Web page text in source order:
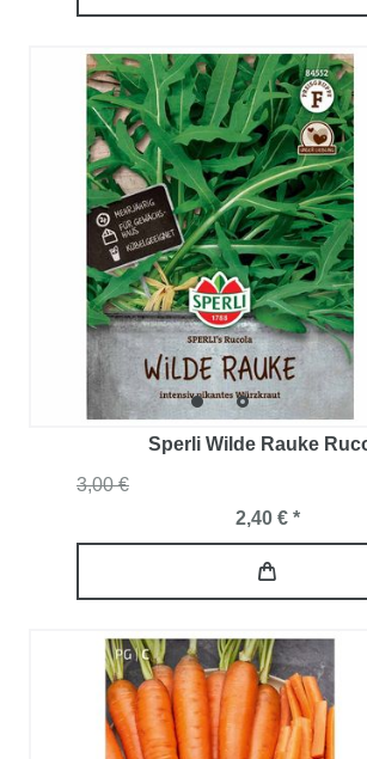
Sperli Wilde Rauke
3,00 €
2,40 € *